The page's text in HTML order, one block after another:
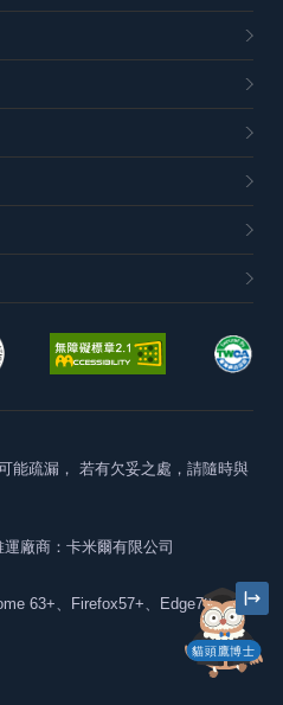
貓頭鷹博士
能疏漏， 若有欠妥之處，請隨時與
運廠商：卡米爾有限公司
63+、Firefox57+、Edge79+及